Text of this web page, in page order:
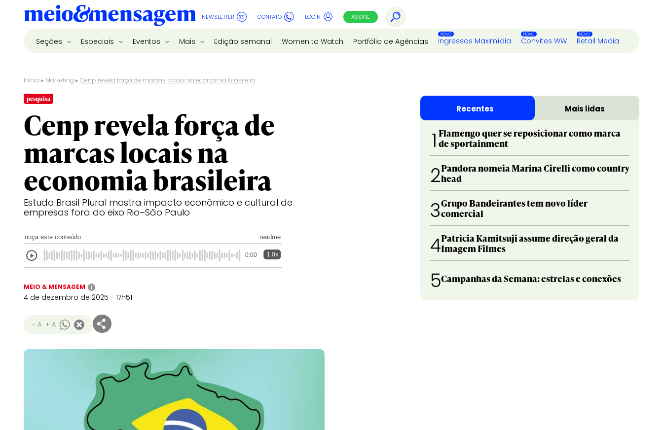
NEWSLETTER CONTATO LOGIN ASSINE
Seções Especiais Eventos Mais Edição semanal Women to Watch Portfólio de Agências Ingressos Maximídia Convites WW Retail Media
Início ▸ Marketing ▸Cenp revela força de marcas locais na economia brasileira
pesquisa
Cenp revela força de
marcas locais na
economia brasileira
Estudo Brasil Plural mostra impacto econômico e cultural de
empresas fora do eixo Rio–São Paulo
ouça este conteúdo readme
0:00 1.0x
MEIO & MENSAGEM i
4 de dezembro de 2025 - 17h51
- A + A
Recentes Mais lidas
1 Flamengo quer se reposicionar como marca
de sportainment
2Pandora nomeia Marina Cirelli como country
head
3Grupo Bandeirantes tem novo líder
comercial
4Patricia Kamitsuji assume direção geral da
Imagem Filmes
5Campanhas da Semana: estrelas e conexões